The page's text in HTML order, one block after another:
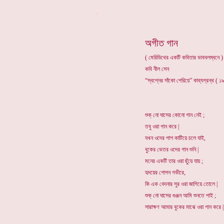
অগীত গান
( মেরিডিথের একটি কবিতার ভাববলম্বনে )
কবি নীল সেন
“স্বপ্নের সাঁকো পেরিয়ে” কাব্যগ্রন্থ (
শুক্ নো ঘাসের কোনো গান নেই ;
তবু ওরা গান করে |
যখন ওদের পাশ কাটিয়ে চলে যাই,
বুকের ভেতর ওদের গান শুনি |
মনের একটি তার ওরা ছুঁয়ে যায় ;
হৃদয়ের গোপন গভীরে,
কি এক বেদনার সুর ওরা জাগিয়ে তোলে |
শুক্ নো ঘাসের গুঞ্জন আমি শুনতে পাই ;
সারাক্ষণ আমার বুকের মাঝে ওরা গান করে |